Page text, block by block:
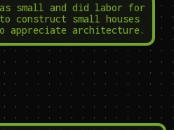
small and did labor for
construct small houses
appreciate architecture.